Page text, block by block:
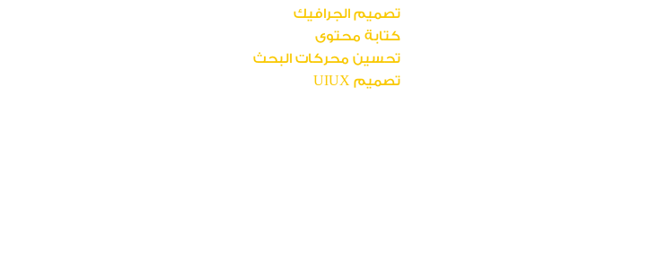
تصميم الجرافيك
كتابة محتوى
تحسين محركات البحث
تصميم UIUX